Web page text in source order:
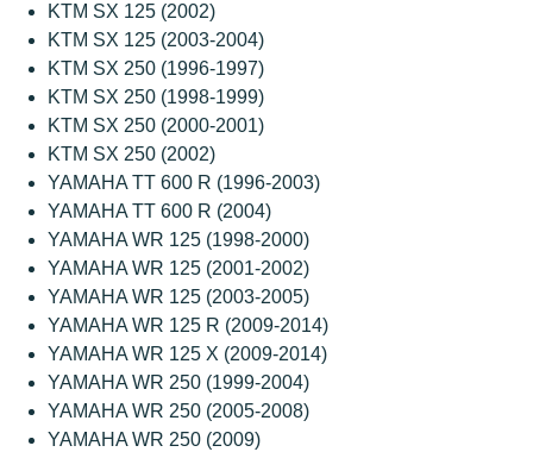
KTM SX 125 (2002)
KTM SX 125 (2003-2004)
KTM SX 250 (1996-1997)
KTM SX 250 (1998-1999)
KTM SX 250 (2000-2001)
KTM SX 250 (2002)
YAMAHA TT 600 R (1996-2003)
YAMAHA TT 600 R (2004)
YAMAHA WR 125 (1998-2000)
YAMAHA WR 125 (2001-2002)
YAMAHA WR 125 (2003-2005)
YAMAHA WR 125 R (2009-2014)
YAMAHA WR 125 X (2009-2014)
YAMAHA WR 250 (1999-2004)
YAMAHA WR 250 (2005-2008)
YAMAHA WR 250 (2009)